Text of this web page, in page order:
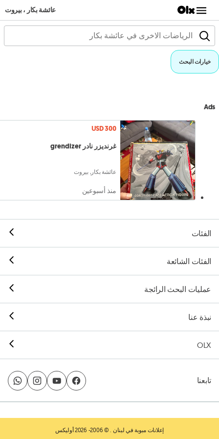
عائشة بكار ، بيروت
خيارات البحث
Ads
USD 300
غرنديزر نادر grendizer
عائشة بكار, بيروت
منذ أسبوعين
الفئات
الفئات الشائعة
عمليات البحث الرائجة
نبذة عنا
OLX
تابعنا
إعلانات مبوبة في لبنان . © 2006- 2026 أوليكس